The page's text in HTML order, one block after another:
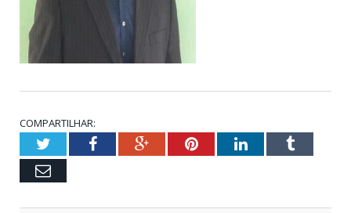
COMPARTILHAR:
TwitterFacebookGoogle+PinterestLinkedInTumblr
Email